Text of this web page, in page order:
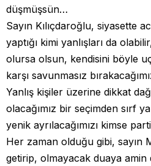
düşmüşsün…
Sayın Kılıçdaroğlu, siyasette
yaptığı kimi yanlışları da
olursa olsun, kendisini böyle
karşı savunmasız
Yanlış kişiler üzerine dikkat
olacağımız bir seçimden sırf
yenik ayrılacağımızı kimse
Her zaman olduğu gibi, sayın
getirip, olmayacak duaya amin